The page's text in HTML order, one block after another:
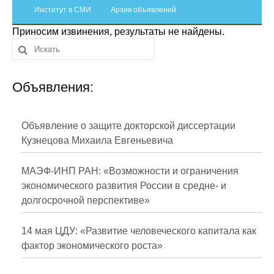
Отчетность
Противодействие коррупции
Материалы для СМИ
Публикации
Научная жизнь
Проблемы прогнозирования
О журнале
Номера журналов
Институт в СМИ Архив объявлений
Приносим извинения, результаты не найдены.
Объявления:
Объявление о защите докторской диссертации
Кузнецова Михаила Евгеньевича
МАЭФ-ИНП РАН: «Возможности и ограничения
экономического развития России в средне- и
долгосрочной перспективе»
14 мая ЦДУ: «Развитие человеческого капитала как
фактор экономического роста»